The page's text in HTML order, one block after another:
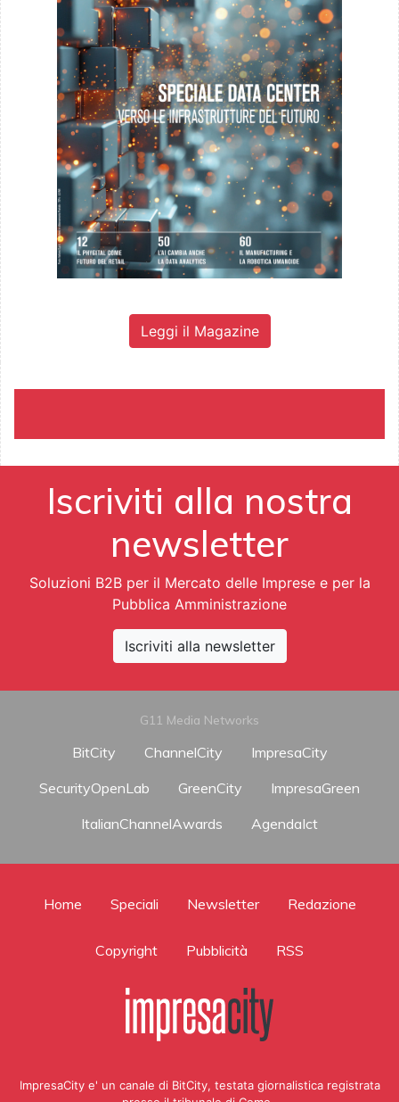
Leggi il Magazine
Iscriviti alla nostra
newsletter
Soluzioni B2B per il Mercato delle Imprese e per la
Pubblica Amministrazione
Iscriviti alla newsletter
G11 Media Networks
BitCity ChannelCity
ImpresaCity
SecurityOpenLab
GreenCity
ImpresaGreen
ItalianChannelAwards
AgendaIct
Home Speciali Newsletter Redazione
Copyright Pubblicità RSS
ImpresaCity e' un canale di BitCity, testata giornalistica registrata